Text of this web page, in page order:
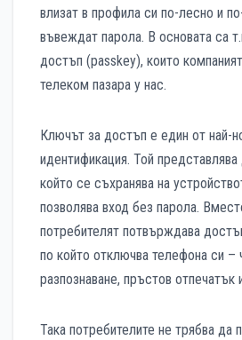
влизат в профила си по-лесно и
въвеждат парола. В основата са
достъп (passkey), които
телеком пазара у нас.
Ключът за достъп е един от най-
идентификация. Той
който се съхранява на
позволява вход без парола.
потребителят потвърждава
по който отключва телефона си –
разпознаване, пръстов отпечатък
Така потребителите не трябва да